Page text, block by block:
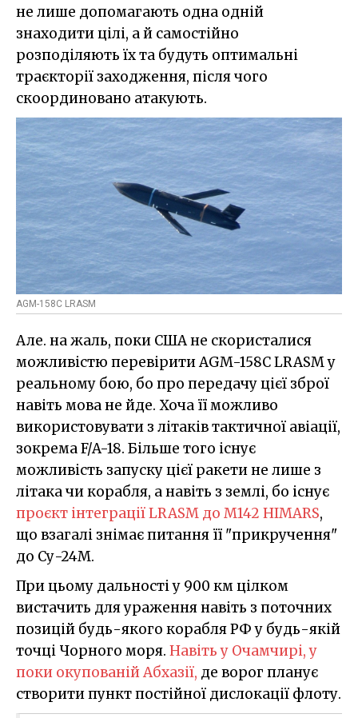
не лише допомагають одна одній
знаходити цілі, а й самостійно
розподіляють їх та будуть оптимальні
траєкторії заходження, після чого
скоординовано атакують.
AGM-158C LRASM
Але. на жаль, поки США не скористалися
можливістю перевірити AGM-158C LRASM у
реальному бою, бо про передачу цієї зброї
навіть мова не йде. Хоча її можливо
використовувати з літаків тактичної авіації,
зокрема F/A-18. Більше того існує
можливість запуску цієї ракети не лише з
літака чи корабля, а навіть з землі, бо існує
проєкт інтеграції LRASM до M142 HIMARS,
що взагалі знімає питання її "прикручення"
до Су-24М.
При цьому дальності у 900 км цілком
вистачить для ураження навіть з поточних
позицій будь-якого корабля РФ у будь-якій
точці Чорного моря. Навіть у Очамчирі, у
поки окупованій Абхазії, де ворог планує
створити пункт постійної дислокації флоту.